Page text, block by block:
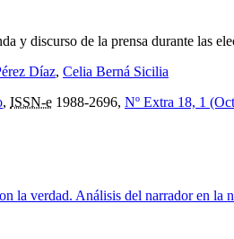
y discurso de la prensa durante las
Díaz, Celia Berná Sicilia
, ISSN-e 1988-2696, Nº Extra 18, 1
la verdad. Análisis del narrador en la